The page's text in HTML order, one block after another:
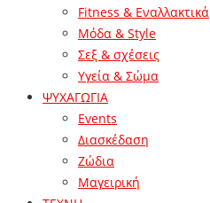
Fitness & Εναλλακτικά
Μόδα & Style
Σεξ & σχέσεις
Υγεία & Σώμα
ΨΥΧΑΓΩΓΙΑ
Events
Διασκέδαση
Ζώδια
Μαγειρική